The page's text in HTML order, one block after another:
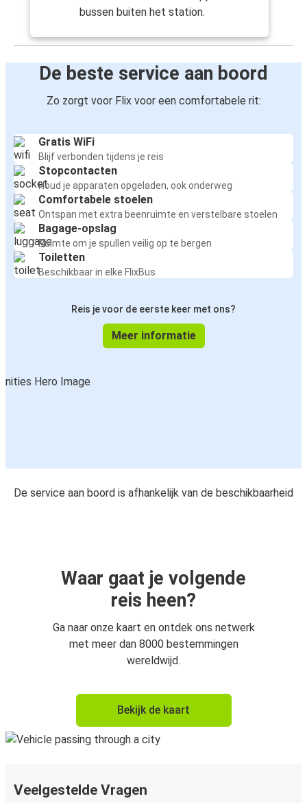
bussen buiten het station.
De beste service aan boord
Zo zorgt voor Flix voor een comfortabele rit:
Gratis WiFi
Blijf verbonden tijdens je reis
Stopcontacten
Houd je apparaten opgeladen, ook onderweg
Comfortabele stoelen
Ontspan met extra beenruimte en verstelbare stoelen
Bagage-opslag
Ruimte om je spullen veilig op te bergen
Toiletten
Beschikbaar in elke FlixBus
Reis je voor de eerste keer met ons?
Meer informatie
De service aan boord is afhankelijk van de beschikbaarheid
Waar gaat je volgende
reis heen?
Ga naar onze kaart en ontdek ons netwerk
met meer dan 8000 bestemmingen
wereldwijd.
Bekijk de kaart
Veelgestelde Vragen